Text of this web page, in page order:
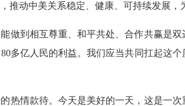
推动中美关系稳定、健康、可持续发展，
做到相互尊重、和平共处、合作共赢是
多亿人民的利益。我们应当共同扛起这
热情款待。今天是美好的一天，这是一